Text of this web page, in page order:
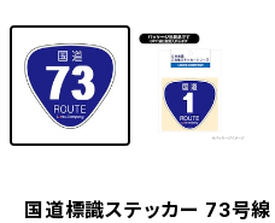
国道標識ステッカー 73号線